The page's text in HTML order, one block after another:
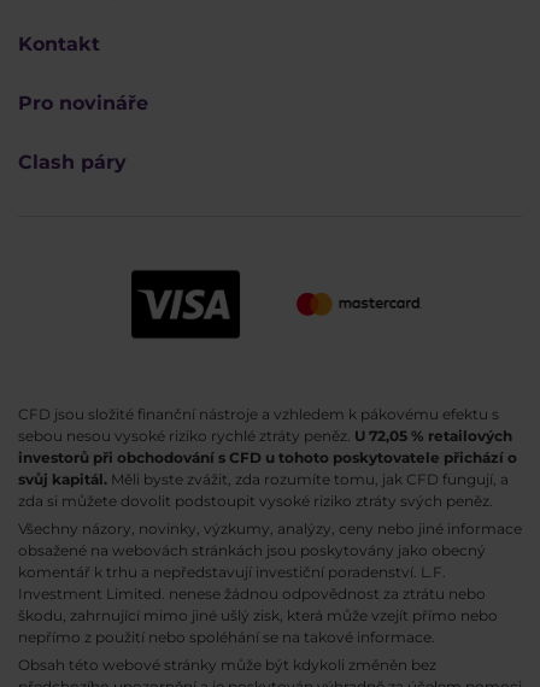
Kontakt
Pro novináře
Clash páry
CFD jsou složité finanční nástroje a vzhledem k pákovému efektu s
sebou nesou vysoké riziko rychlé ztráty peněz. U 72,05 % retailových
investorů při obchodování s CFD u tohoto poskytovatele přichází o
svůj kapitál. Měli byste zvážit, zda rozumíte tomu, jak CFD fungují, a
zda si můžete dovolit podstoupit vysoké riziko ztráty svých peněz.
Všechny názory, novinky, výzkumy, analýzy, ceny nebo jiné informace
obsažené na webovách stránkách jsou poskytovány jako obecný
komentář k trhu a nepředstavují investiční poradenství. L.F.
Investment Limited. nenese žádnou odpovědnost za ztrátu nebo
škodu, zahrnující mimo jiné ušlý zisk, která může vzejít přímo nebo
nepřímo z použití nebo spoléhání se na takové informace.
Obsah této webové stránky může být kdykoli změněn bez